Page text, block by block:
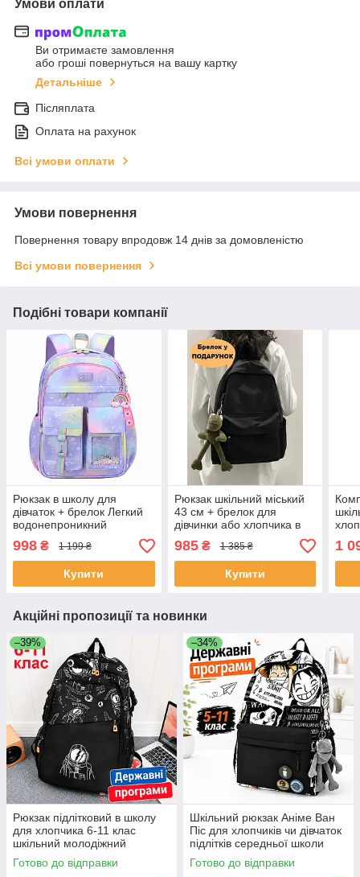
Умови оплати
Ви отримаєте замовлення
або гроші повернуться на вашу картку
Детальніше
Післяплата
Оплата на рахунок
Всі умови оплати
Умови повернення
Повернення товару впродовж 14 днів за домовленістю
Всі умови повернення
Подібні товари компанії
Рюкзак в школу для
дівчаток + брелок Легкий
водонепроникний
підлітків 5-11 клас
Фіолетовий
998 ₴ 1 199 ₴
Купити
Рюкзак шкільний міський
43 см + брелок для
дівчинки або хлопчика в
школу Жіночий чоловічий
для підлітка Чорний
985₴ 1 385 ₴
Купити
1
Акційні пропозиції та новинки
–39%
Рюкзак підлітковий в школу
для хлопчика 6-11 клас
шкільний молодіжний
великий портфель для
підлітка старшої школи з
Готово до відправки
–34%
Шкільний рюкзак Аніме Ван
Піс для хлопчиків чи дівчаток
підлітків середньої школи
Водонепроникний підлітковий
портфель в школу
Готово до відправки